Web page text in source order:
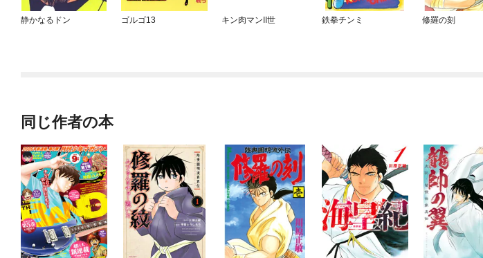
静かなるドン ゴルゴ13 キン肉マンII世 鉄拳チンミ 修羅の刻
同じ作者の本